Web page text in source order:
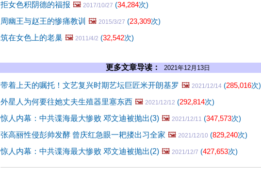
拒女色积阴德的福报 🖼️ 2017/10/27 (34,284次)
周幽王与赵王的惨痛教训 🖼️ 2015/3/27 (23,309次)
筑在女色上的老巢 🖼️ 2011/4/2 (32,542次)
更多文章导读： 2021年12月13日
带着上天的嘱托！文艺复兴时期艺坛巨匠米开朗基罗 🖼️ 2021/12/14 (285,016次)
外星人为何要往她丈夫生殖器里塞东西 🖼️ 2021/12/12 (292,814次)
惊人内幕：中共谍海最大惨败 邓文迪被抛出(3) 🖼️ 2021/12/11 (347,573次)
张高丽性侵彭帅发酵 曾庆红急眼一耙搂出习全家 🖼️ 2021/12/10 (829,240次)
惊人内幕：中共谍海最大惨败 邓文迪被抛出(2) 🖼️ 2021/12/7 (427,653次)